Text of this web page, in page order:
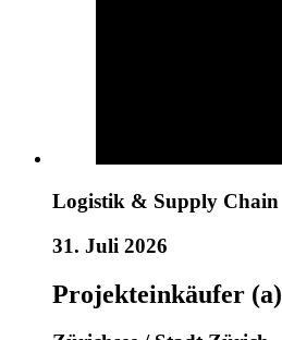
Logistik & Supply Chain
31. Juli 2026
Projekteinkäufer (a)